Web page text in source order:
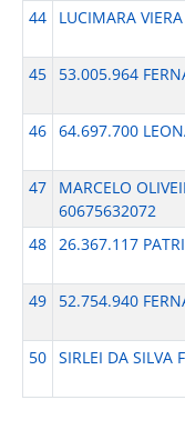
44
LUCIMARA
45
53.005.964
46 64.697.700
47
MARCELO
60675632072
48 26.367.117
49
52.754.940
50 SIRLEI DA SILVA